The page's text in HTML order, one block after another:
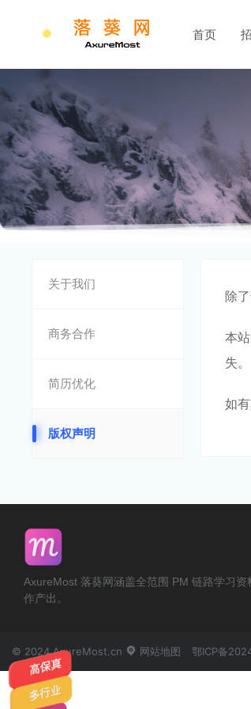
首页
关于我们
商务合作
简历优化
版权声明
除
本
失。
如
AxureMost 落葵网涵盖全范围 PM 链路学习资
作产出。
© 2024 AxureMost.cn 网站地图 鄂ICP备